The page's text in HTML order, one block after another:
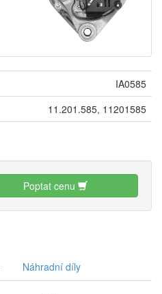
IA0585
11.201.585, 11201585
Poptat cenu
Náhradní díly